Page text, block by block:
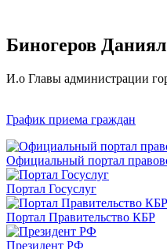
Биногеров
И.о Главы администрации
График приема граждан
Официальный портал
Портал Госуслуг
Портал Правительство КБР
Президент РФ